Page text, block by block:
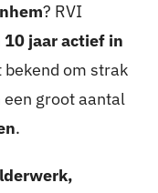
? RVI
10 jaar actief in
om strak
groot aantal
.